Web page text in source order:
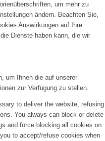
um mehr zu
ändern. Beachten Sie,
Auswirkungen auf Ihre
Dienste haben kann, die wir
um Ihnen die auf unserer
zur Verfügung zu stellen.
to deliver the website, refusing
You always can block or delete
and force blocking all cookies on
to accept/refuse cookies when